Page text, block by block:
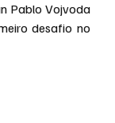
Pablo Vojvoda
desafio no